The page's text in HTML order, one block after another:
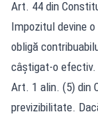
Art. 44 din
Impozitul devine
obligă
câștigat-o efectiv.
Art. 1 alin. (5) din
previzibilitate.